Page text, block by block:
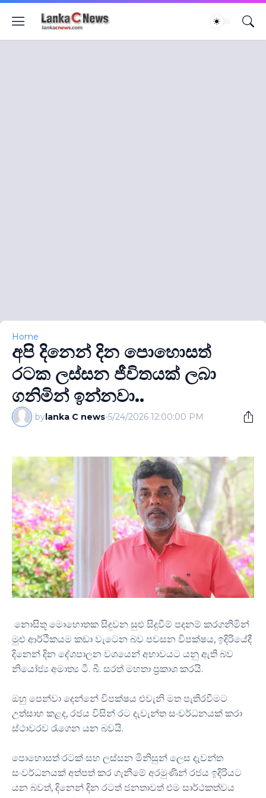
Home
අපි දිනෙන් දින පොහොසත්
රටක ලස්සන ජීවිතයක් ලබා
ගනිමින් ඉන්නවා..
bylanka C news-5/24/2026 12:00:00 PM
නොසිතූ මොහොතක සිදුවන සුළු සිදුවීම් පදනම් කරගනිමින්
මුළු ආර්ථිකයම කඩා වැටෙන බව පවසන විපක්ෂය, ඉදිරියේදී
දිනෙන් දින දේශපාලන වශයෙන් අභාවයට යනු ඇති බව
නියෝජ්‍ය අමාත්‍ය ටී. බී. සරත් මහතා ප්‍රකාශ කරයි.
ඔහු පෙන්වා දෙන්නේ විපක්ෂය එවැනි මත පැතිරවීමට
උත්සාහ කළද, රජය විසින් රට දැවැන්ත සංවර්ධනයක් කරා
ස්ථාවරව රැගෙන යන බවයි.
පොහොසත් රටක් සහ ලස්සන මිනිසුන් ලෙස දැවන්ත
සංවර්ධනයක් අත්පත් කර ගැනීමේ අරමුණින් රජය ඉදිරියට
යන බවත්, දිනෙන් දින රටත් ජනතාවත් එම සාර්ථකත්වය